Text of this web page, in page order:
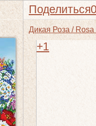
Поделиться
Дикая Роза /
+1